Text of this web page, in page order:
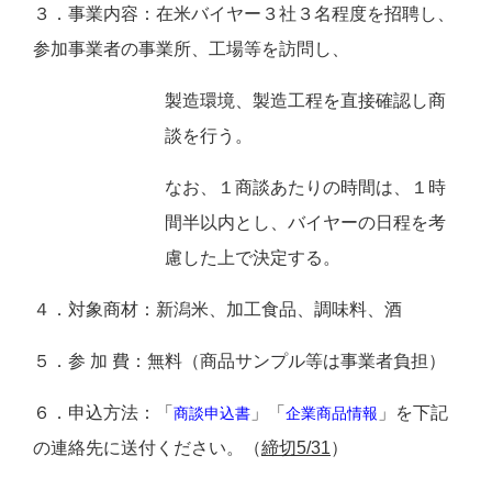
３．事業内容：在米バイヤー３社３名程度を招聘し、
参加事業者の事業所、工場等を訪問し、
製造環境、製造工程を直接確認し商
談を行う。
なお、１商談あたりの時間は、１時
間半以内とし、バイヤーの日程を考
慮した上で決定する。
４．対象商材：新潟米、加工食品、調味料、酒
５．参 加 費：無料（商品サンプル等は事業者負担）
６．申込方法：「 商談申込書 」「 企業商品情報 」を下記
の連絡先に送付ください。（締切5/31）